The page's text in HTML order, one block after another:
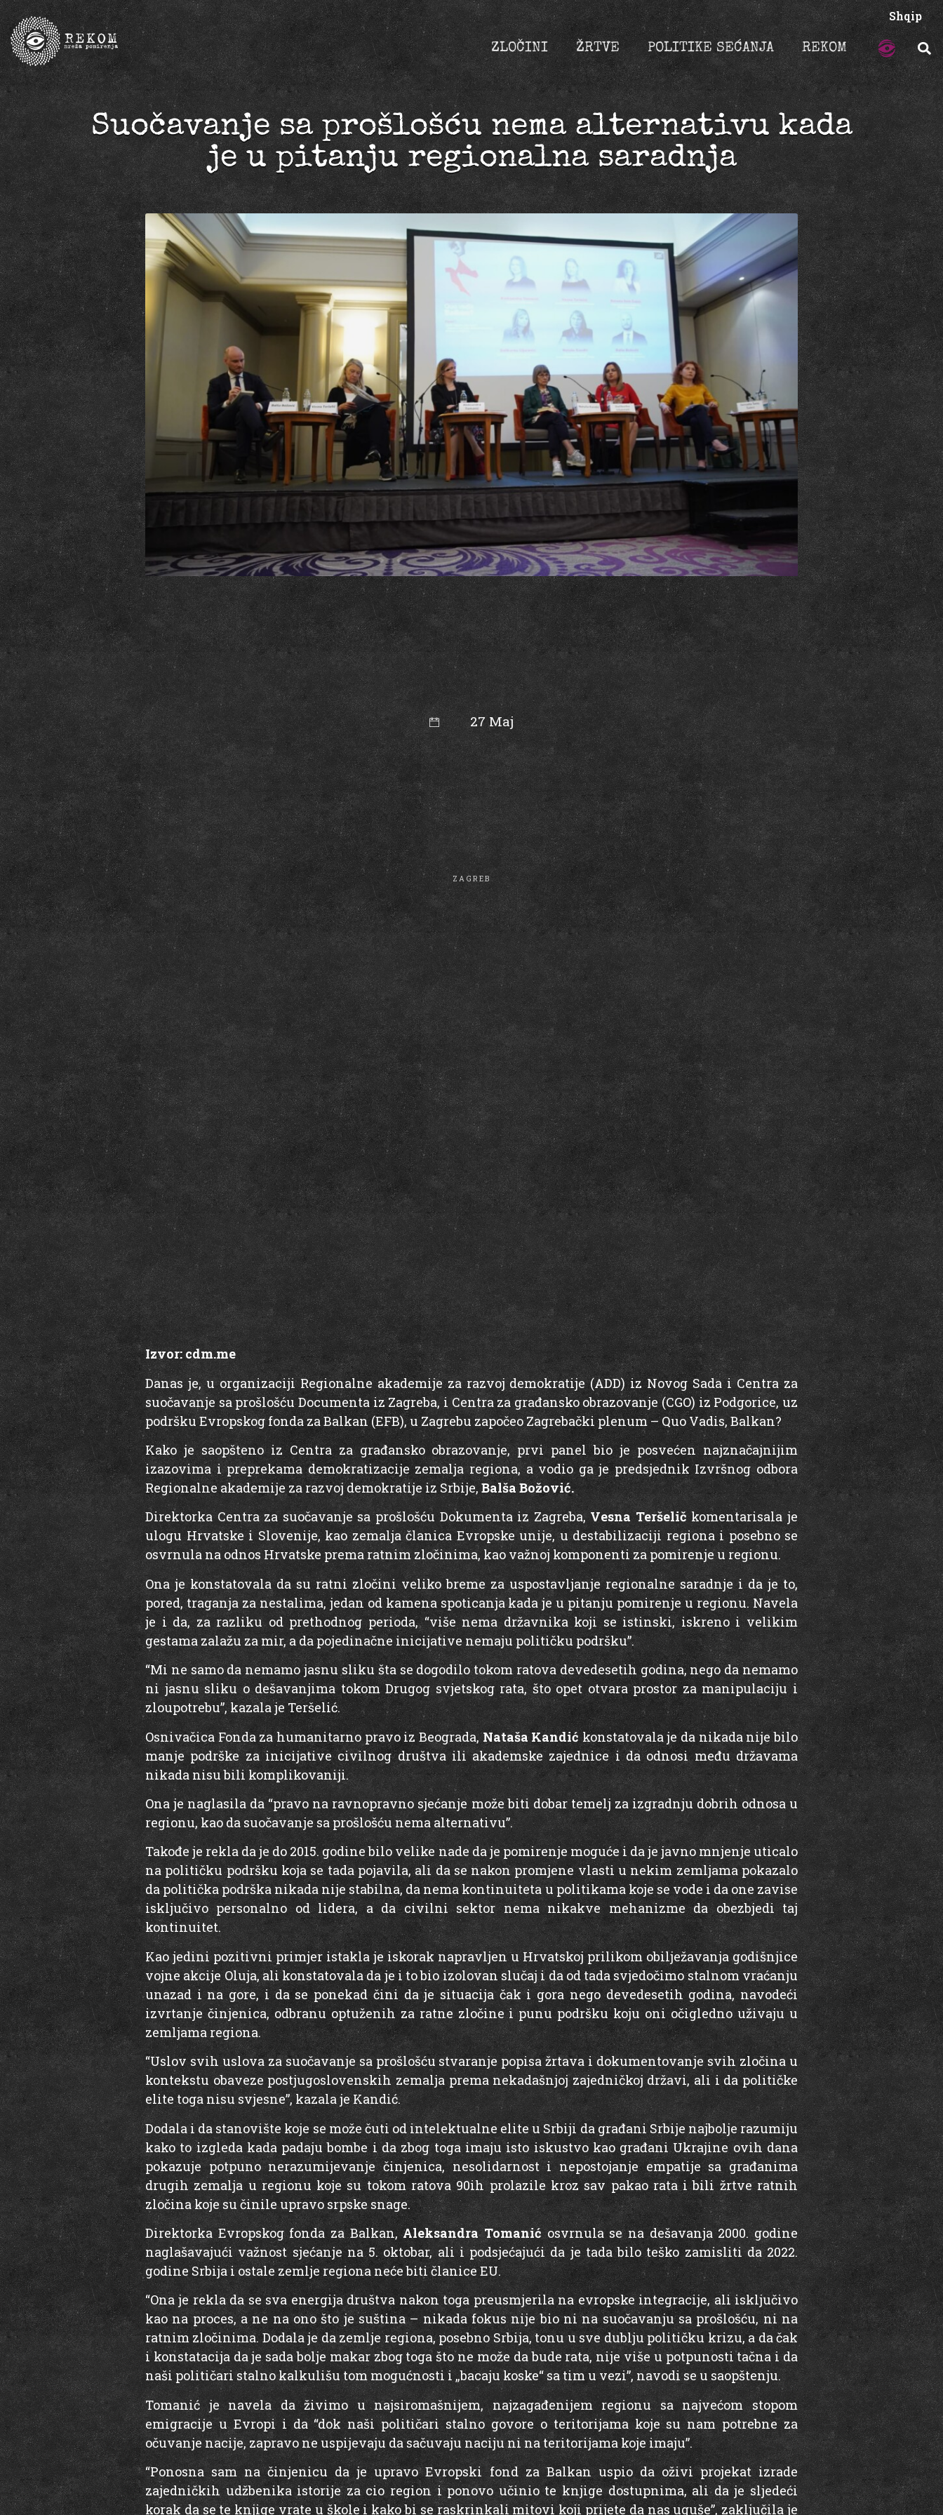
Shqip
ZLOČINI ŽRTVE POLITIKE SEĆANJA REKOM
Suočavanje sa prošlošću nema alternativu kada
je u pitanju regionalna saradnja
Izvor: cdm.me
Danas je, u organizaciji Regionalne akademije za razvoj demokratije (ADD) iz Novog Sada i Centra za
suočavanje sa prošlošću Documenta iz Zagreba, i Centra za građansko obrazovanje (CGO) iz Podgorice, uz
podršku Evropskog fonda za Balkan (EFB), u Zagrebu započeo Zagrebački plenum – Quo Vadis, Balkan?
Kako je saopšteno iz Centra za građansko obrazovanje, prvi panel bio je posvećen najznačajnijim
izazovima i preprekama demokratizacije zemalja regiona, a vodio ga je predsjednik Izvršnog odbora
Regionalne akademije za razvoj demokratije iz Srbije, Balša Božović.
Direktorka Centra za suočavanje sa prošlošću Dokumenta iz Zagreba, Vesna Teršelič komentarisala je
ulogu Hrvatske i Slovenije, kao zemalja članica Evropske unije, u destabilizaciji regiona i posebno se
osvrnula na odnos Hrvatske prema ratnim zločinima, kao važnoj komponenti za pomirenje u regionu.
Ona je konstatovala da su ratni zločini veliko breme za uspostavljanje regionalne saradnje i da je to,
pored, traganja za nestalima, jedan od kamena spoticanja kada je u pitanju pomirenje u regionu. Navela
je i da, za razliku od prethodnog perioda, “više nema državnika koji se istinski, iskreno i velikim
gestama zalažu za mir, a da pojedinačne inicijative nemaju političku podršku”.
“Mi ne samo da nemamo jasnu sliku šta se dogodilo tokom ratova devedesetih godina, nego da nemamo
ni jasnu sliku o dešavanjima tokom Drugog svjetskog rata, što opet otvara prostor za manipulaciju i
zloupotrebu”, kazala je Teršelić.
Osnivačica Fonda za humanitarno pravo iz Beograda,Nataša Kandićkonstatovala je da nikada nije bilo
manje podrške za inicijative civilnog društva ili akademske zajednice i da odnosi među državama
nikada nisu bili komplikovaniji.
Ona je naglasila da “pravo na ravnopravno sjećanje može biti dobar temelj za izgradnju dobrih odnosa u
regionu, kao da suočavanje sa prošlošću nema alternativu”.
Takođe je rekla da je do 2015. godine bilo velike nade da je pomirenje moguće i da je javno mnjenje uticalo
na političku podršku koja se tada pojavila, ali da se nakon promjene vlasti u nekim zemljama pokazalo
da politička podrška nikada nije stabilna, da nema kontinuiteta u politikama koje se vode i da one zavise
isključivo personalno od lidera, a da civilni sektor nema nikakve mehanizme da obezbjedi taj
kontinuitet.
Kao jedini pozitivni primjer istakla je iskorak napravljen u Hrvatskoj prilikom obilježavanja godišnjice
vojne akcije Oluja, ali konstatovala da je i to bio izolovan slučaj i da od tada svjedočimo stalnom vraćanju
unazad i na gore, i da se ponekad čini da je situacija čak i gora nego devedesetih godina, navodeći
izvrtanje činjenica, odbranu optuženih za ratne zločine i punu podršku koju oni očigledno uživaju u
zemljama regiona.
“Uslov svih uslova za suočavanje sa prošlošću stvaranje popisa žrtava i dokumentovanje svih zločina u
kontekstu obaveze postjugoslovenskih zemalja prema nekadašnjoj zajedničkoj državi, ali i da političke
elite toga nisu svjesne”, kazala je Kandić.
Dodala i da stanovište koje se može čuti od intelektualne elite u Srbiji da građani Srbije najbolje razumiju
kako to izgleda kada padaju bombe i da zbog toga imaju isto iskustvo kao građani Ukrajine ovih dana
pokazuje potpuno nerazumijevanje činjenica, nesolidarnost i nepostojanje empatije sa građanima
drugih zemalja u regionu koje su tokom ratova 90ih prolazile kroz sav pakao rata i bili žrtve ratnih
zločina koje su činile upravo srpske snage.
Direktorka Evropskog fonda za Balkan,Aleksandra Tomanićosvrnula se na dešavanja 2000. godine
naglašavajući važnost sjećanje na 5. oktobar, ali i podsjećajući da je tada bilo teško zamisliti da 2022.
godine Srbija i ostale zemlje regiona neće biti članice EU.
“Ona je rekla da se sva energija društva nakon toga preusmjerila na evropske integracije, ali isključivo
kao na proces, a ne na ono što je suština – nikada fokus nije bio ni na suočavanju sa prošlošću, ni na
ratnim zločinima. Dodala je da zemlje regiona, posebno Srbija, tonu u sve dublju političku krizu, a da čak
i konstatacija da je sada bolje makar zbog toga što ne može da bude rata, nije više u potpunosti tačna i da
naši političari stalno kalkulišu tom mogućnosti i „bacaju koske“ sa tim u vezi”, navodi se u saopštenju.
Tomanić je navela da živimo u najsiromašnijem, najzagađenijem regionu sa najvećom stopom
emigracije u Evropi i da “dok naši političari stalno govore o teritorijama koje su nam potrebne za
očuvanje nacije, zapravo ne uspijevaju da sačuvaju naciju ni na teritorijama koje imaju”.
“Ponosna sam na činjenicu da je upravo Evropski fond za Balkan uspio da oživi projekat izrade
zajedničkih udžbenika istorije za cio region i ponovo učinio te knjige dostupnima, ali da je sljedeći
korak da se te knjige vrate u škole i kako bi se raskrinkali mitovi koji prijete da nas uguše”, zaključila je
27 Maj
16:50
ZAGREB